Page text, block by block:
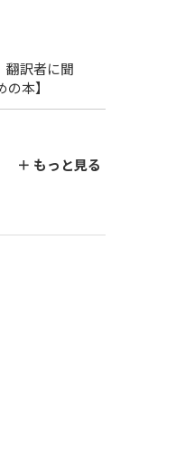
翻訳者に聞
本】
＋ もっと見る